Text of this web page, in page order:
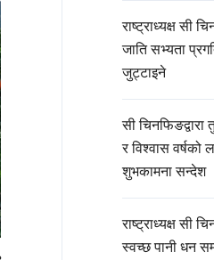
राष्ट्राध्यक्ष सी
जाति सभ्यता
जुट्टाइने
सी
र विश्वास वर्षको
शुभकामना सन्देश
राष्ट्राध्यक्ष सी
स्वच्छ पानी धन